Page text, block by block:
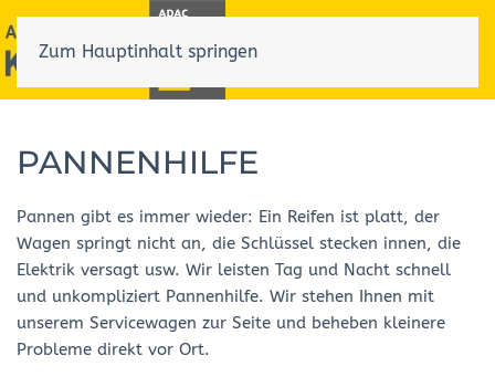
Zum Hauptinhalt springen
PANNENHILFE
Pannen gibt es immer wieder: Ein Reifen ist platt, der
Wagen springt nicht an, die Schlüssel stecken innen, die
Elektrik versagt usw. Wir leisten Tag und Nacht schnell
und unkompliziert Pannenhilfe. Wir stehen Ihnen mit
unserem Servicewagen zur Seite und beheben kleinere
Probleme direkt vor Ort.